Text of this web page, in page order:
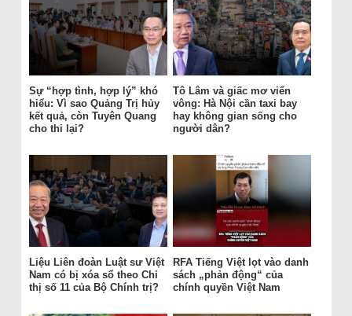
Sự “hợp tình, hợp lý” khó
hiểu: Vì sao Quảng Trị hủy
kết quả, còn Tuyên Quang
cho thi lại?
Tô Lâm và giấc mơ viển
vông: Hà Nội cần taxi bay
hay không gian sống cho
người dân?
Liệu Liên đoàn Luật sư Việt
Nam có bị xóa sổ theo Chỉ
thị số 11 của Bộ Chính trị?
RFA Tiếng Việt lọt vào danh
sách „phản động“ của
chính quyền Việt Nam